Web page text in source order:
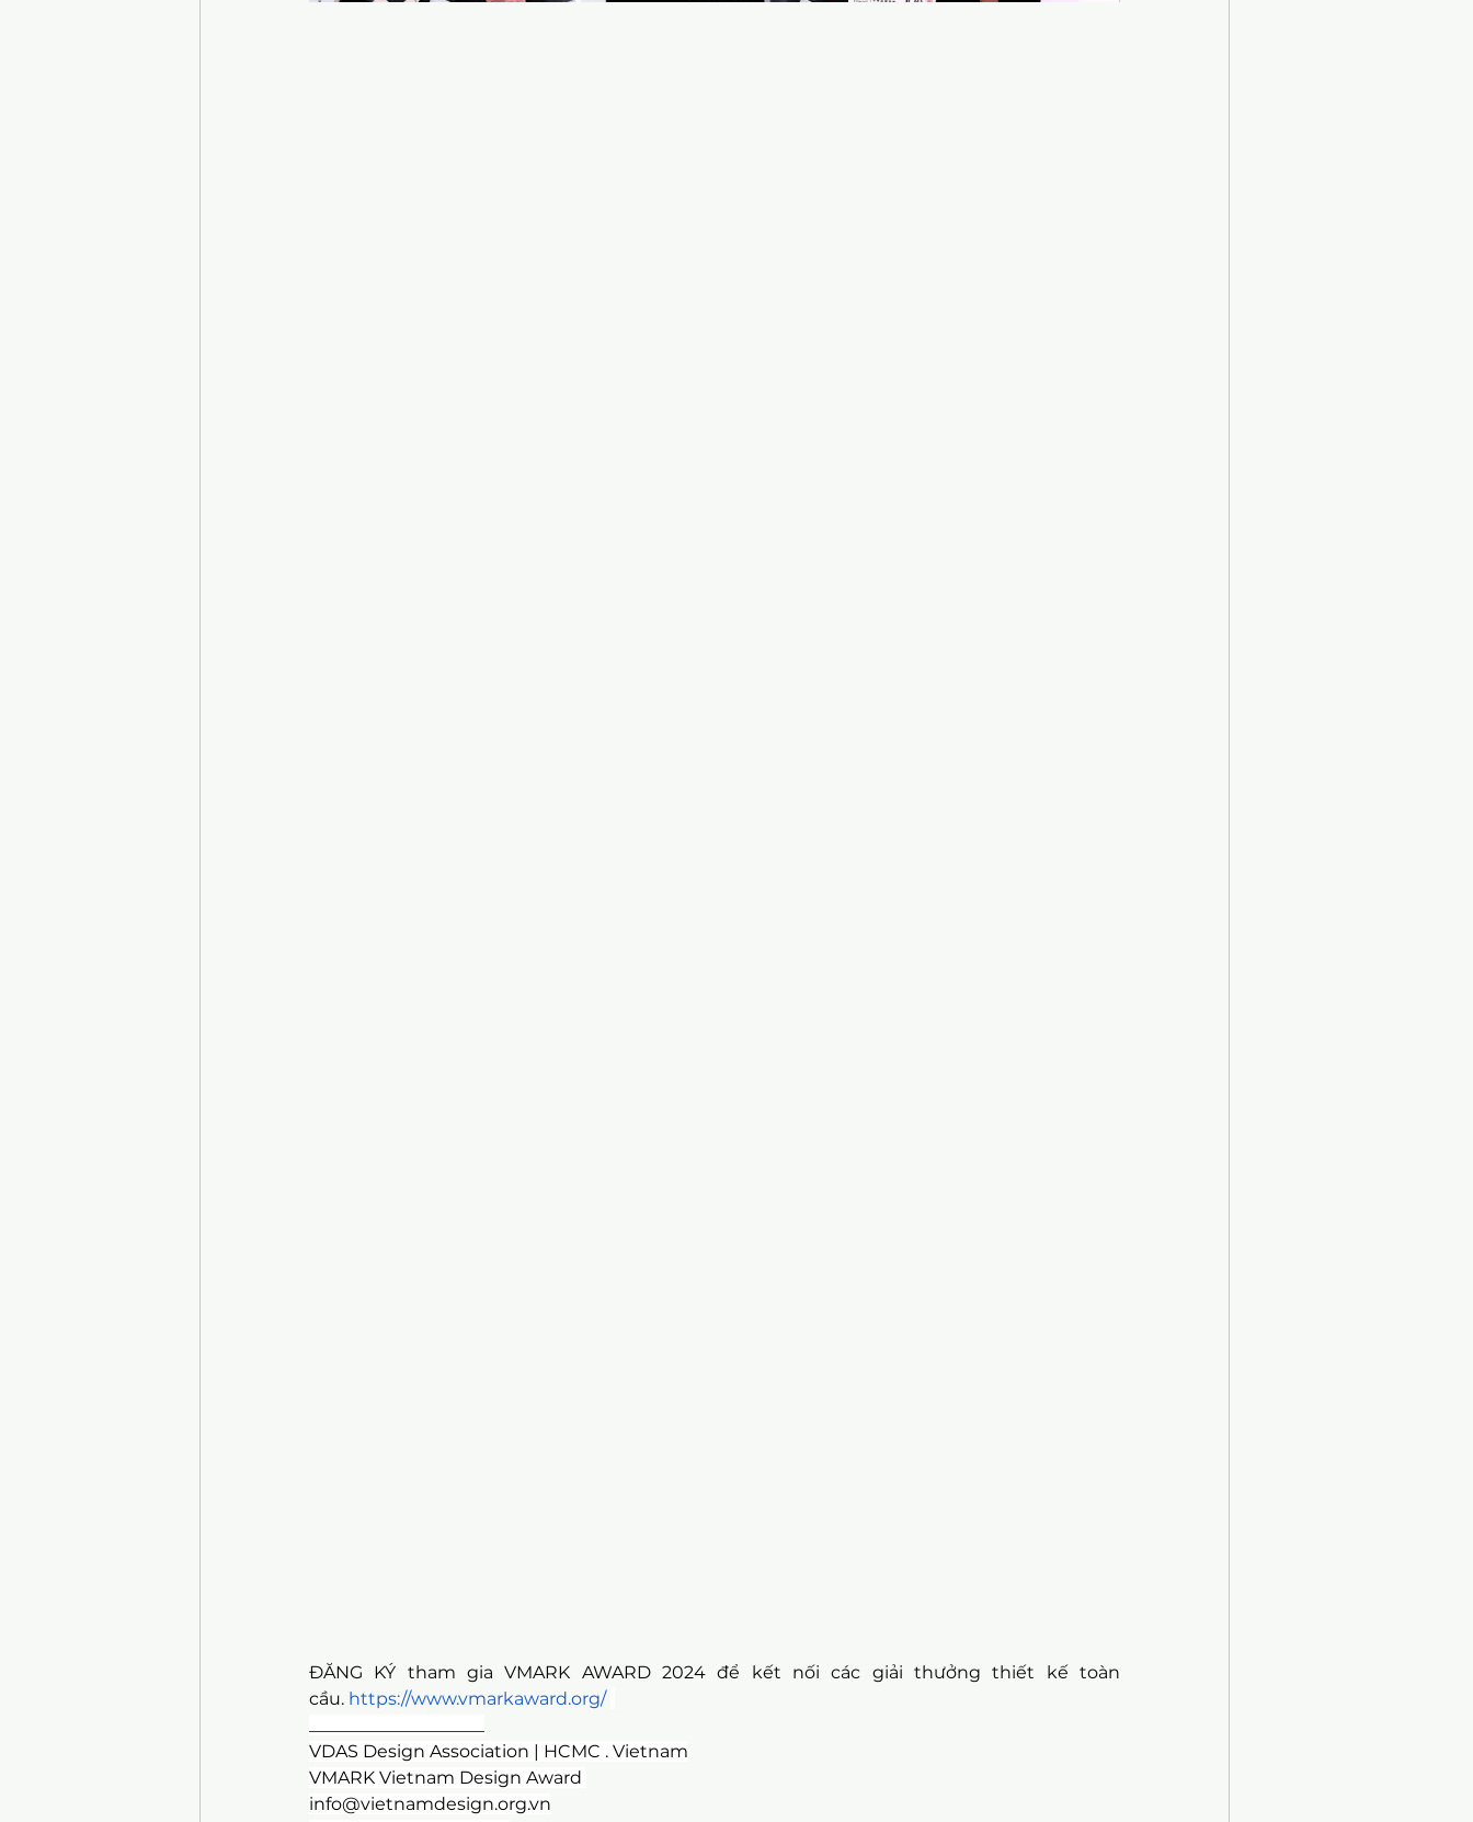
ĐĂNG KÝ tham gia VMARK AWARD 2024 để kết nối các giải thưởng thiết kế toàn
cầu. https://www.vmarkaward.org/
VDAS Design Association | HCMC . Vietnam
VMARK Vietnam Design Award
info@vietnamdesign.org.vn